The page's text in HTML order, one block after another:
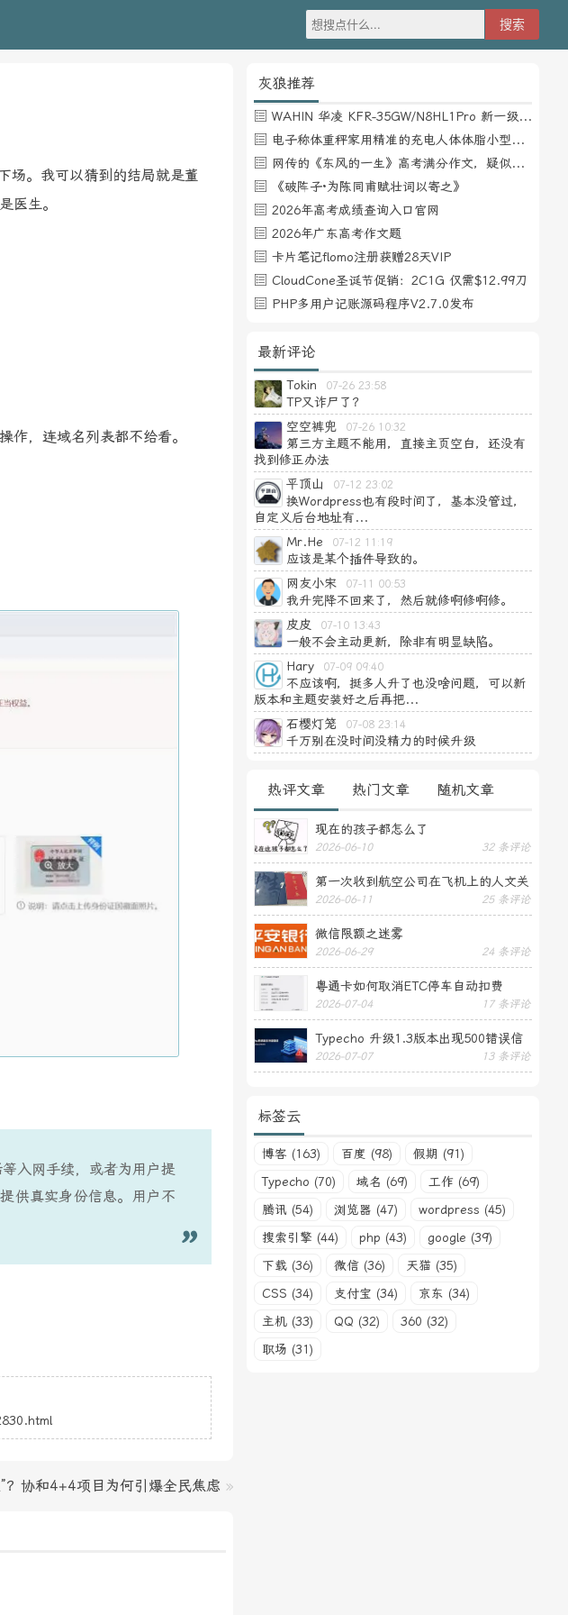
场。我可以猜到的结局就是董
医生。
作，连域名列表都不给看。
入网手续，或者为用户提
供真实身份信息。用户不
？协和4+4项目为何引爆全民焦虑 »
灰狼推荐
WAHIN 华凌 KFR-35GW/N8HL1Pro 新一级能效 壁挂式空调 1.5匹
电子称体重秤家用精准的充电人体体脂小型称重支持HUAWEI HiLink
网传的《东风的一生》高考满分作文，疑似自媒体或其他渠道炒作
《破阵子·为陈同甫赋壮词以寄之》
2026年高考成绩查询入口官网
2026年广东高考作文题
卡片笔记flomo注册获赠28天VIP
CloudCone圣诞节促销：2C1G 仅需$12.99刀
PHP多用户记账源码程序V2.7.0发布
最新评论
Tokin 07-26 23:58
TP又诈尸了？
空空裤兜
07-26 10:32
第三方主题不能用，直接主页空白，还没有
找到修正办法
平顶山
07-12 23:02
换Wordpress也有段时间了，基本没管过，
自定义后台地址有...
Mr.He
07-12 11:19
应该是某个插件导致的。
网友小宋
07-11 00:53
我升完降不回来了，然后就修啊修啊修。
皮皮
07-10 13:43
一般不会主动更新，除非有明显缺陷。
Hary
07-09 09:40
不应该啊，挺多人升了也没啥问题，可以新
版本和主题安装好之后再把...
石樱灯笼
07-08 23:14
千万别在没时间没精力的时候升级
热评文章 热门文章 随机文章
现在的孩子都怎么了
2026-06-10 32 条评论
第一次收到航空公司在飞机上的人文关
怀——送生日贺卡
2026-06-11 25 条评论
微信限额之迷雾
2026-06-29 24 条评论
粤通卡如何取消ETC停车自动扣费
2026-07-04 17 条评论
Typecho 升级1.3版本出现500错误信
息
2026-07-07 13 条评论
标签云
博客 (163) 百度 (98)
假期 (91)
Typecho (70)
域名 (69)
工作 (69)
腾讯 (54)
浏览器 (47)
wordpress (45)
搜索引擎 (44)
php (43)
google (39)
下载 (36)
微信 (36)
天猫 (35)
CSS (34)
支付宝 (34)
京东 (34)
主机 (33)
QQ (32)
360 (32)
职场 (31)